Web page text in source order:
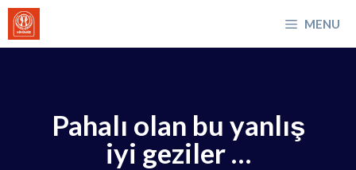
İçeriğe
atla
MENU
Pahalı olan bu yanlış
iyi geziler …